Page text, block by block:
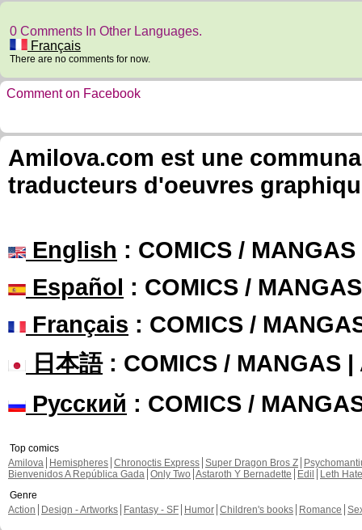
0 Comments In Other Languages.
Français
There are no comments for now.
Comment on Facebook
Amilova.com est une
traducteurs d'oeuvres
English : COMICS /
Español : COMICS /
Français : COMICS /
日本語: COMICS / MANGAS |
Русский : COMICS /
Top comics
Amilova
Hemispheres Chronoctis Express Super Dragon Bros Z
Bienvenidos A República Gada Only Two Astaroth Y Bernadette Edil
Leth Hate
Genre
Action
Design - Artworks Fantasy - SF Humor Children's books Romance